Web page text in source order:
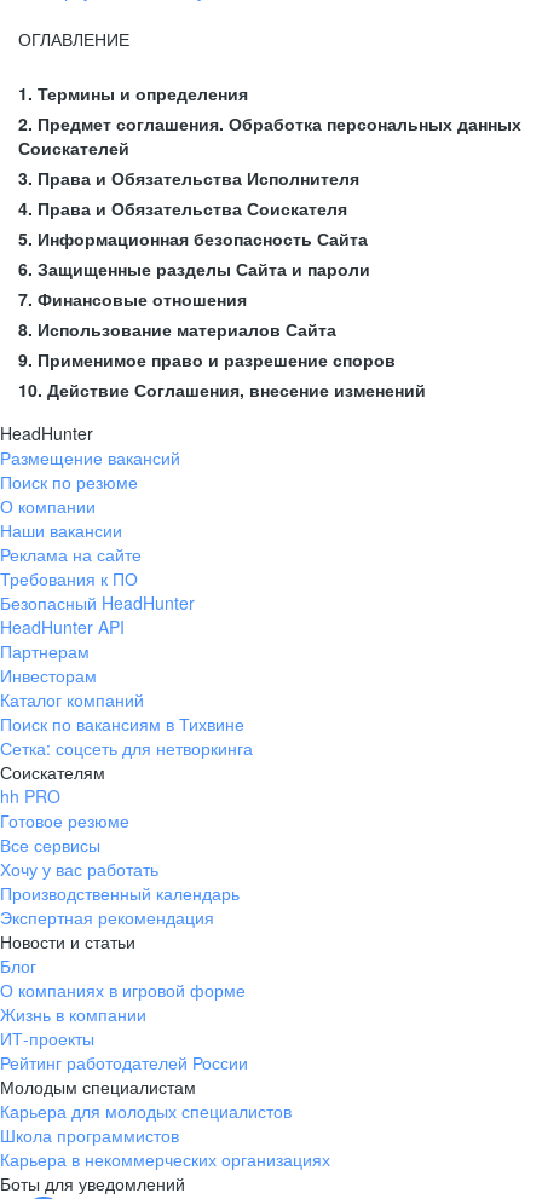
ОГЛАВЛЕНИЕ
1. Термины и определения
2. Предмет соглашения. Обработка персональных данных
Соискателей
3. Права и Обязательства Исполнителя
4. Права и Обязательства Соискателя
5. Информационная безопасность Сайта
6. Защищенные разделы Сайта и пароли
7. Финансовые отношения
8. Использование материалов Сайта
9. Применимое право и разрешение споров
10. Действие Соглашения, внесение изменений
HeadHunter
Размещение вакансий
Поиск по резюме
О компании
Наши вакансии
Реклама на сайте
Требования к ПО
Безопасный HeadHunter
HeadHunter API
Партнерам
Инвесторам
Каталог компаний
Поиск по вакансиям в Тихвине
Сетка: соцсеть для нетворкинга
Соискателям
hh PRO
Готовое резюме
Все сервисы
Хочу у вас работать
Производственный календарь
Экспертная рекомендация
Новости и статьи
Блог
О компаниях в игровой форме
Жизнь в компании
ИТ-проекты
Рейтинг работодателей России
Молодым специалистам
Карьера для молодых специалистов
Школа программистов
Карьера в некоммерческих организациях
Боты для уведомлений